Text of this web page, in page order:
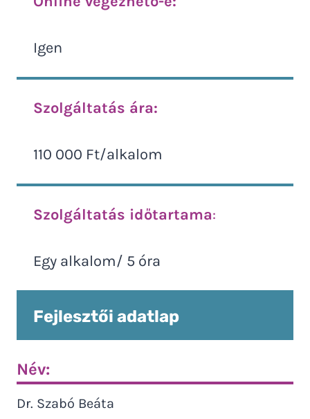
Igen
Szolgáltatás ára:
110 000 Ft/alkalom
Szolgáltatás időtartama:
Egy alkalom/ 5 óra
Fejlesztői adatlap
Név:
Dr. Szabó Beáta